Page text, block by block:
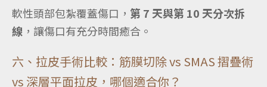
軟性頭部包紮覆蓋傷口， 第 7 天與第 10 天分次拆
線 ，讓傷口有充分時間癒合。
六、拉皮手術比較：筋膜切除 vs SMAS 摺疊術
vs 深層平面拉皮，哪個適合你？